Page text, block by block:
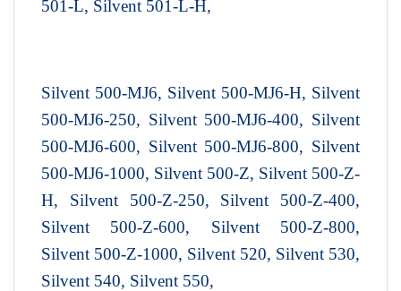
501-L, Silvent 501-L-H,
Silvent 500-MJ6, Silvent 500-MJ6-H, Silvent
500-MJ6-250, Silvent 500-MJ6-400, Silvent
500-MJ6-600, Silvent 500-MJ6-800, Silvent
500-MJ6-1000, Silvent 500-Z, Silvent 500-Z-
H, Silvent 500-Z-250, Silvent 500-Z-400,
Silvent 500-Z-600, Silvent 500-Z-800,
Silvent 500-Z-1000, Silvent 520, Silvent 530,
Silvent 540, Silvent 550,